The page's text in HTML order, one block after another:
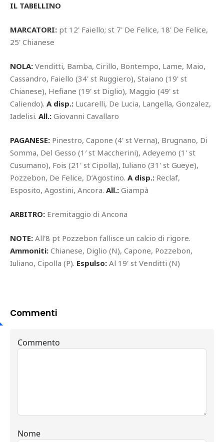
IL TABELLINO
MARCATORI: pt 12' Faiello; st 7' De Felice, 18' De Felice,
25' Chianese
NOLA: Venditti, Bamba, Cirillo, Bontempo, Lame, Maio,
Cassandro, Faiello (34' st Ruggiero), Staiano (19' st
Chianese), Hefiane (19' st Diglio), Maggio (49' st
Caliendo). A disp.: Lucarelli, De Lucia, Langella, Gonzalez,
Iadelisi. All.: Giovanni Cavallaro
PAGANESE: Pinestro, Capone (4' st Verna), Brugnano, Di
Somma, Del Gesso (1′ st Maccherini), Adeyemo (1' st
Cusumano), Fois (21' st Cipolla), Iuliano (31' st Gueye),
Pozzebon, De Felice, D’Agostino. A disp.: Reclaf,
Esposito, Agostini, Ancora. All.: Giampà
ARBITRO: Eremitaggio di Ancona
NOTE: All'8 pt Pozzebon fallisce un calcio di rigore.
Ammoniti: Chianese, Diglio (N), Capone, Pozzebon,
Iuliano, Cipolla (P). Espulso: Al 19' st Venditti (N)
Commenti